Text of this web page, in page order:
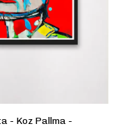
- Koz Pallma -